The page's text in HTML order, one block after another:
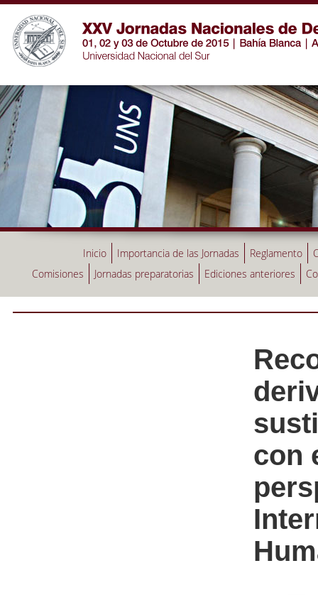
Inicio Importancia de las Jornadas Reglamento
Comisiones
Jornadas preparatorias Ediciones anteriores
con